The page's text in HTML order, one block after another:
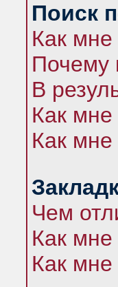
Поиск
Как
Почему
В
Как
Как
Чем
Как
Как мне